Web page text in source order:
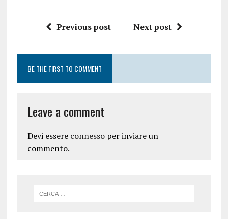
Previous post Next post
BE THE FIRST TO COMMENT
Leave a comment
Devi essere connessoper inviare un
commento.